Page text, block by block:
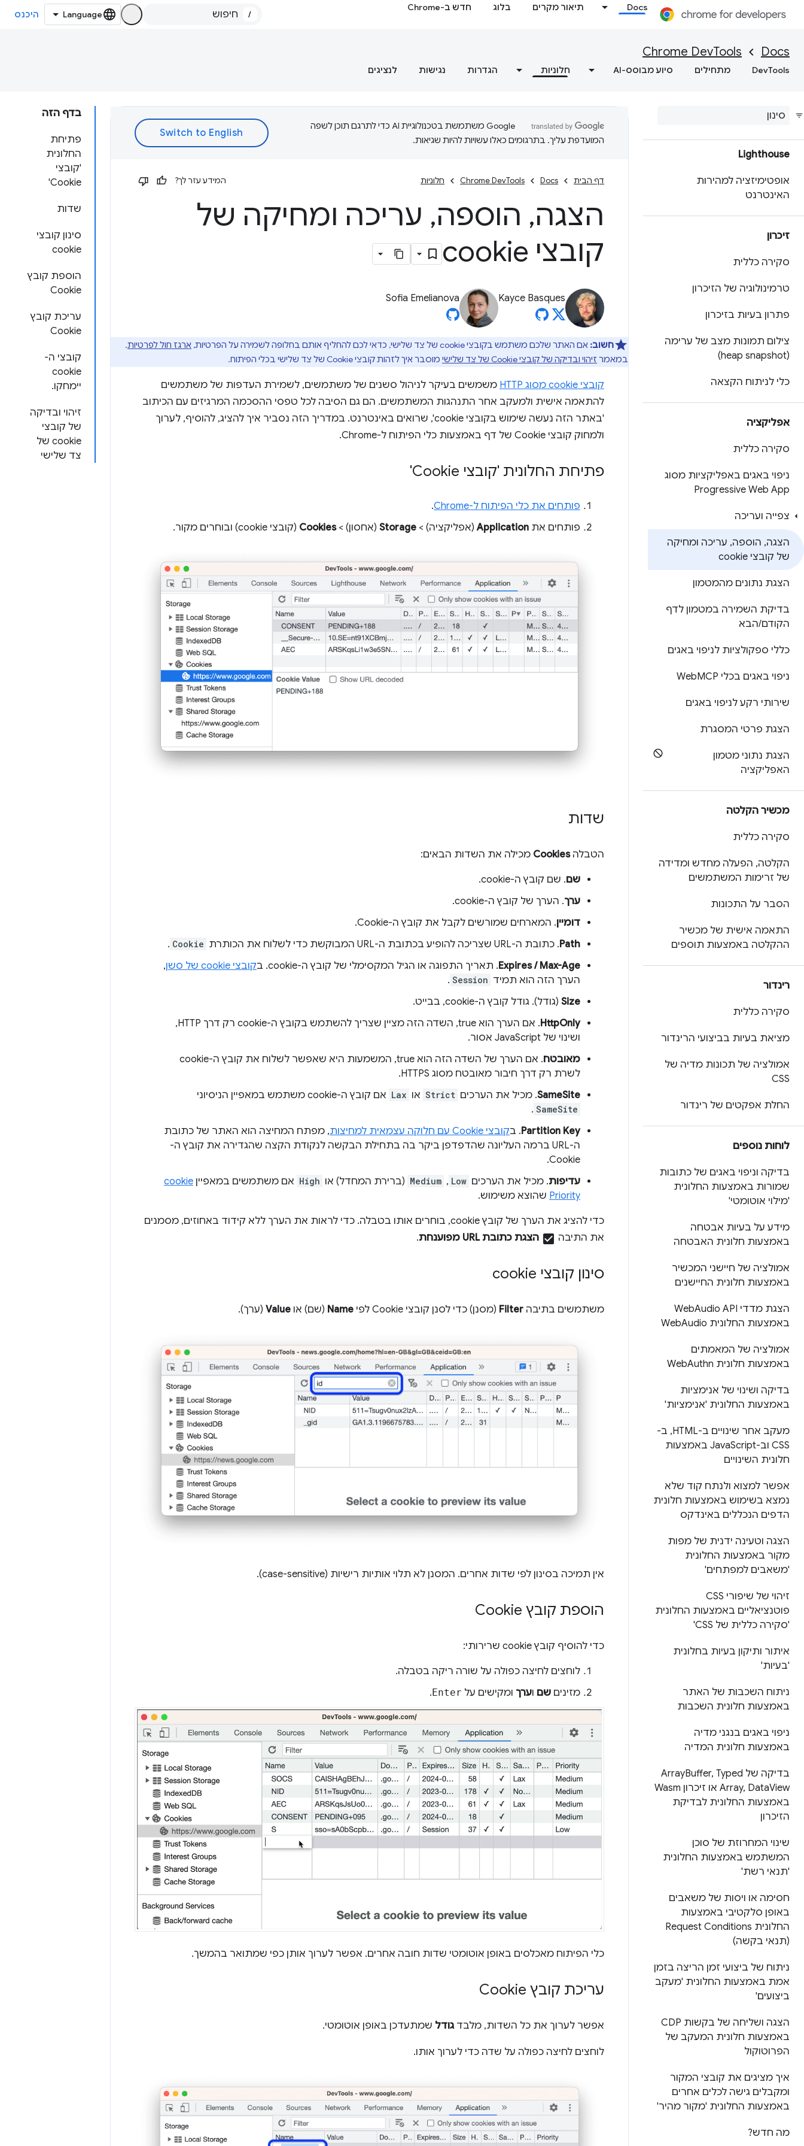
Docs תיאור מקרים בלוג חדש ב-Chrome
/ היכנס
Docs
Chrome DevTools
DevTools מתחילים סיוע מבוסס-AI חלוניות הגדרות נגישות לנציגים
הביצועים באמצעות API
מקבלים תובנות פרקטיות לגבי
ביצועי האתר
ביצועים
Lighthouse
אופטימיזציה למהירות
האינטרנט
זיכרון
סקירה כללית
טרמינולוגיה של הזיכרון
פתרון בעיות בזיכרון
צילום תמונות מצב של ערימה
(heap snapshot)
כלי לניתוח הקצאה
אפליקציה
סקירה כללית
ניפוי באגים באפליקציות מסוג
Progressive Web App
צפייה ועריכה
הצגה, הוספה, עריכה ומחיקה
של קובצי cookie
הצגת נתונים מהמטמון
בדיקת השמירה במטמון לדף
הקודם/הבא
כללי ספקולציות לניפוי באגים
ניפוי באגים בכלי Web MCP
שירותי רקע לניפוי באגים
הצגת פרטי המסגרת
הצגת נתוני מטמון
האפליקציה
מכשיר הקלטה
סקירה כללית
הקלטה, הפעלה מחדש ומדידה
של זרימות המשתמשים
הסבר על התכונות
התאמה אישית של מכשיר
ההקלטה באמצעות תוספים
רינדור
סקירה כללית
מציאת בעיות בביצועי הרינדור
אמולציה של תכונות מדיה של
CSS
החלת אפקטים של רינדור
לוחות נוספים
בדיקה וניפוי באגים של כתובות
שמורות באמצעות החלונית
'מילוי אוטומטי'
מידע על בעיות אבטחה
באמצעות חלונית האבטחה
אמולציה של חיישני המכשיר
באמצעות חלונית החיישנים
הצגת מדדי Web Audio API
באמצעות החלונית Web Audio
אמולציה של המאמתים
באמצעות חלונית Web Authn
בדיקה ושינוי של אנימציות
באמצעות החלונית 'אנימציות'
מעקב אחר שינויים ב-HTML , ב-
CSS וב-Java
Script באמצעות
חלונית השינויים
אפשר למצוא ולנתח קוד שלא
נמצא בשימוש באמצעות חלונית
הדפים הנכללים באינדקס
הצגה וטעינה ידנית של מפות
מקור באמצעות החלונית
'משאבים למפתחים'
זיהוי של שיפורי CSS
פוטנציאליים באמצעות החלונית
'סקירה כללית של CSS'
איתור ותיקון בעיות בחלונית
'בעיות'
ניתוח השכבות של האתר
באמצעות חלונית השכבות
ניפוי באגים בנגני מדיה
באמצעות חלונית המדיה
בדיקה של Array Buffer, Typed
Array, Data
View או זיכרון Wasm
באמצעות החלונית לבדיקת
הזיכרון
שינוי המחרוזת של סוכן
המשתמש באמצעות החלונית
'תנאי רשת'
חסימה או ויסות של משאבים
באופן סלקטיבי באמצעות
החלונית Request Conditions
(תנאי בקשה)
ניתוח של ביצועי זמן הריצה בזמן
אמת באמצעות החלונית 'מעקב
ביצועים'
הצגה ושליחה של בקשות CDP
באמצעות חלונית המעקב של
הפרוטוקול
איך מציגים את קובצי המקור
ומקבלים גישה לכלים אחרים
באמצעות החלונית 'מקור מהיר'
מה חדש?
בדף הזה
פתיחת
החלונית
'קובצי
Cookie'
שדות
סינון קובצי
cookie
הוספת קובץ
Cookie
עריכת קובץ
Cookie
קובצי ה-
cookie
יימחקו.
זיהוי ובדיקה
של קובצי
cookie של
צד שלישי
‫Google משתמשת בטכנולוגיית AI כדי לתרגם תוכן לשפה
המועדפת עליך. בתרגומים כאלו עשויות להיות שגיאות.
דף הבית Docs
Chrome DevTools חלוניות המידע עזר לך?
הצגה, הוספה, עריכה ומחיקה של
קובצי cookie
Kayce Basques
Sofia Emelianova
חשוב: אם האתר שלכם משתמש בקובצי cookie של צד שלישי, כדאי לכם להחליף אותם בחלופה לשמירה על הפרטיות, ארגז חול לפרטיות.
במאמר זיהוי ובדיקה של קובצי Cookie של צד שלישי מוסבר איך לזהות קובצי Cookie של צד שלישי בכלי הפיתוח.
קובצי cookie מסוג HTTP
משמשים בעיקר לניהול סשנים של משתמשים, לשמירת העדפות של משתמשים
להתאמה אישית ולמעקב אחר התנהגות המשתמשים. הם גם הסיבה לכל טפסי ההסכמה המרגיזים עם הכיתוב
'באתר הזה נעשה שימוש בקובצי cookie', שרואים באינטרנט. במדריך הזה נסביר איך להציג, להוסיף, לערוך
ולמחוק קובצי Cookie של דף באמצעות כלי הפיתוח ל-Chrome.
פתיחת החלונית 'קובצי Cookie'
פותחים את כלי הפיתוח ל-Chrome
.
פותחים את Application(אפליקציה) > Storage (אחסון) >Cookies (קובצי cookie) ובוחרים מקור.
שדות
הטבלהCookies מכילה את השדות הבאים:
שם. שם קובץ ה-cookie.
ערך. הערך של קובץ ה-cookie.
דומיין. המארחים שמורשים לקבל את קובץ ה-Cookie.
Path. כתובת ה-URL שצריכה להופיע בכתובת ה-URL המבוקשת כדי לשלוח את הכותרת Cookie
.
Expires / Max-Age. תאריך התפוגה או הגיל המקסימלי של קובץ ה-cookie. ב קובצי cookie של סשן
,
הערך הזה הוא תמיד Session
.
Size (גודל). גודל קובץ ה-cookie, בבייט.
HttpOnly
. אם הערך הוא true, השדה הזה מציין שצריך להשתמש בקובץ ה-cookie רק דרך HTTP,
ושינוי של JavaScript אסור.
מאובטח
. אם הערך של השדה הזה הוא true, המשמעות היא שאפשר לשלוח את קובץ ה-cookie
לשרת רק דרך חיבור מאובטח מסוג HTTPS.
SameSite. מכיל את הערכים Strict או Lax אם קובץ ה-cookie משתמש במאפיין הניסיוני
SameSite
.
Partition Key. בקובצי Cookie עם חלוקה עצמאית למחיצות
, מפתח המחיצה הוא האתר של כתובת
ה-URL ברמה העליונה שהדפדפן ביקר בה בתחילת הבקשה לנקודת הקצה שהגדירה את קובץ ה-
Cookie.
עדיפות. מכיל את הערכים Low
,‏
Medium (ברירת המחדל) או High אם משתמשים במאפיין cookie
Priority שהוצא משימוש.
כדי להציג את הערך של קובץ cookie, בוחרים אותו בטבלה. כדי לראות את הערך ללא קידוד באחוזים, מסמנים
את התיבה check_box הצגת כתובת URL מפוענחת .
סינון קובצי cookie
משתמשים בתיבה Filter (מסנן) כדי לסנן קובצי Cookie לפי Name (שם) או Value (ערך).
אין תמיכה בסינון לפי שדות אחרים. המסנן לא תלוי אותיות רישיות (case-sensitive).
הוספת קובץ Cookie
כדי להוסיף קובץ cookie שרירותי:
לוחצים לחיצה כפולה על שורה ריקה בטבלה.
מזינים שם וערך ומקישים על Enter
.
כלי הפיתוח מאכלסים באופן אוטומטי שדות חובה אחרים. אפשר לערוך אותן כפי שמתואר בהמשך.
עריכת קובץ Cookie
אפשר לערוך את כל השדות, מלבדגודל שמתעדכן באופן אוטומטי.
לוחצים לחיצה כפולה על שדה כדי לערוך אותו.